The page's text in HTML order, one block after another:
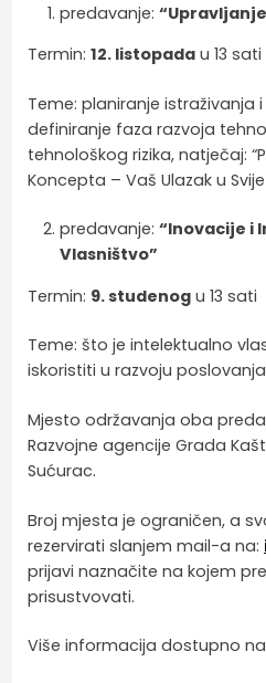
predavanje:
Termin:12. listopada u 13 sati
Teme: planiranje istraživanja
definiranje faza razvoja
tehnološkog rizika, natječaj:
Koncepta – Vaš Ulazak u
predavanje: “Inovacije i
Vlasništvo”
Termin: 9. studenog u 13 sati
Teme: što je intelektualno
iskoristiti u razvoju poslovanja
Mjesto održavanja oba
Razvojne agencije Grada
Sućurac.
Broj mjesta je ograničen, a
rezervirati slanjem mail-a na:
prijavi naznačite na kojem
prisustvovati.
Više informacija dostupno na: